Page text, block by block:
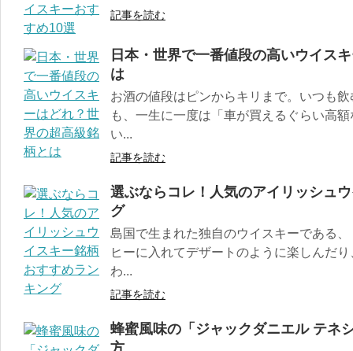
記事を読む
日本・世界で一番値段の高いウイス
は
お酒の値段はピンからキリまで。いつも
も、一生に一度は「車が買えるぐらい高
い...
記事を読む
選ぶならコレ！人気のアイリッシュ
グ
島国で生まれた独自のウイスキーである
ヒーに入れてデザートのように楽しんだ
わ...
記事を読む
蜂蜜風味の「ジャックダニエル テネ